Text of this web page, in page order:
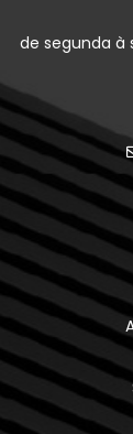
de segunda à